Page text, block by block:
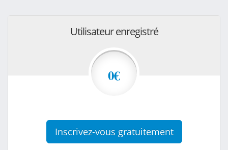
Utilisateur enregistré
0€
Inscrivez-vous gratuitement